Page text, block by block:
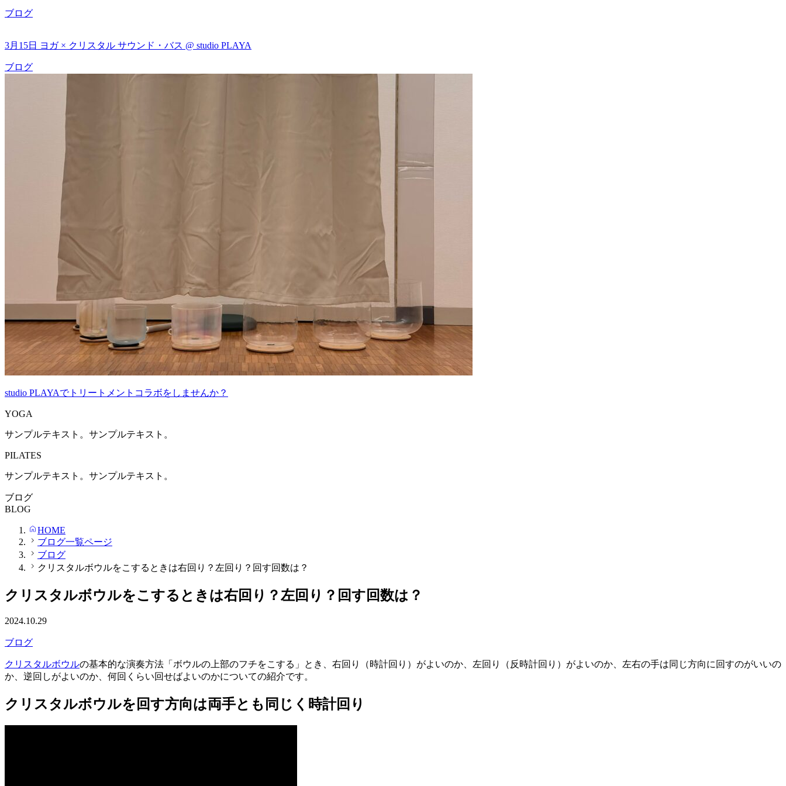
ブログ
3月15日 ヨガ × クリスタル サウンド・バス @ studio PLAYA
ブログ
studio PLAYAでトリートメントコラボをしませんか？
YOGA
サンプルテキスト。サンプルテキスト。
PILATES
サンプルテキスト。サンプルテキスト。
ブログ
BLOG
HOME
ブログ一覧ページ
ブログ
クリスタルボウルをこするときは右回り？左回り？回す回数は？
クリスタルボウルをこするときは右回り？左回り？回す回数は？
2024.10.29
ブログ
クリスタルボウルの基本的な演奏方法「ボウルの上部のフチをこする」とき、右回り（時計回り）がよいのか、左回り（反時計回り）がよいのか、左右の手は同じ方向に回すのがいいの
か、逆回しがよいのか、何回くらい回せばよいのかについての紹介です。
クリスタルボウルを回す方向は両手とも同じく時計回り